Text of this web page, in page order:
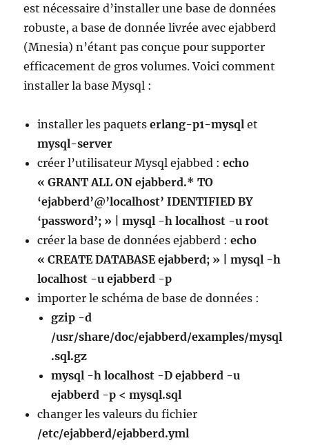
est nécessaire d’installer une base de données
robuste, a base de donnée livrée avec ejabberd
(Mnesia) n’étant pas conçue pour supporter
efficacement de gros volumes. Voici comment
installer la base Mysql :
installer les paquetserlang-p1-mysql et
mysql-server
créer l’utilisateur Mysql ejabbed :echo
« GRANT ALL ON ejabberd.* TO
‘ejabberd’@’localhost’ IDENTIFIED BY
‘password’; » | mysql -h localhost -u root
créer la base de données ejabberd :echo
« CREATE DATABASE ejabberd; » | mysql -h
localhost -u ejabberd -p
importer le schéma de base de données :
gzip -d
/usr/share/doc/ejabberd/examples/mysql
.sql.gz
mysql -h localhost -D ejabberd -u
ejabberd -p < mysql.sql
changer les valeurs du fichier
/etc/ejabberd/ejabberd.yml